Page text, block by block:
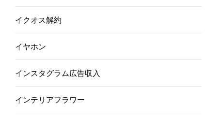
イクオス解約
イヤホン
インスタグラム広告収入
インテリアフラワー